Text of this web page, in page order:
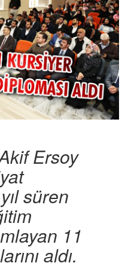
Ersoy
süren
11
aldı.